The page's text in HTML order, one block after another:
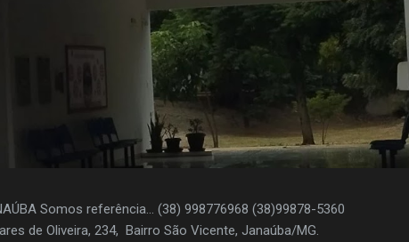
Somos referência... (38) 998776968 (38)99878-5360
de Oliveira, 234, Bairro São Vicente, Janaúba/MG.